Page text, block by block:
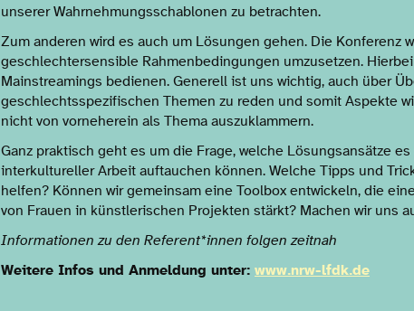
unserer Wahrnehmungsschablonen zu betrachten.
Zum anderen wird es auch um Lösungen gehen. Die Konferenz
geschlechtersensible Rahmenbedingungen umzusetzen.
Mainstreamings bedienen. Generell ist uns wichtig, auch über
geschlechtsspezifischen Themen zu reden und somit Aspekte
nicht von vorneherein als Thema auszuklammern.
Ganz praktisch geht es um die Frage, welche Lösungsansätze
interkultureller Arbeit auftauchen können. Welche Tipps und
helfen? Können wir gemeinsam eine Toolbox entwickeln, die
von Frauen in künstlerischen Projekten stärkt? Machen wir uns
Informationen zu den Referent*innen folgen zeitnah
Weitere Infos und Anmeldung unter: www.nrw-lfdk.de